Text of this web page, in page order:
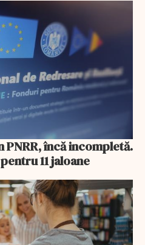
PNRR, încă incompletă.
11 jaloane